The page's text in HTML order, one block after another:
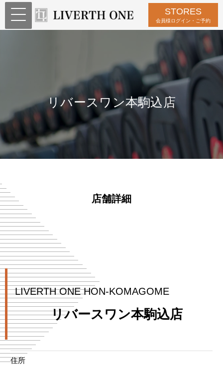
STORES
会員様ログイン・ご予約
リバースワン本駒込店
店舗詳細
LIVERTH ONE HON-KOMAGOME
リバースワン本駒込店
住所